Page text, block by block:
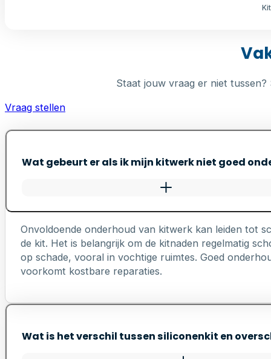
Staat jouw vraag er niet tussen?
Vraag stellen
Wat gebeurt er als ik mijn kitwerk niet goed
Onvoldoende onderhoud van kitwerk kan leiden tot
de kit. Het is belangrijk om de kitnaden regelmatig
op schade, vooral in vochtige ruimtes. Goed
voorkomt kostbare reparaties.
Wat is het verschil tussen siliconenkit en